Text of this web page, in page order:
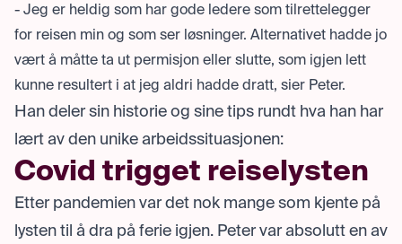
- Jeg er heldig som har gode ledere som tilrettelegger
for reisen min og som ser løsninger. Alternativet hadde jo
vært å måtte ta ut permisjon eller slutte, som igjen lett
kunne resultert i at jeg aldri hadde dratt, sier Peter.
Han deler sin historie og sine tips rundt hva han har
lært av den unike arbeidssituasjonen:
Covid trigget reiselysten
Etter pandemien var det nok mange som kjente på
lysten til å dra på ferie igjen. Peter var absolutt en av